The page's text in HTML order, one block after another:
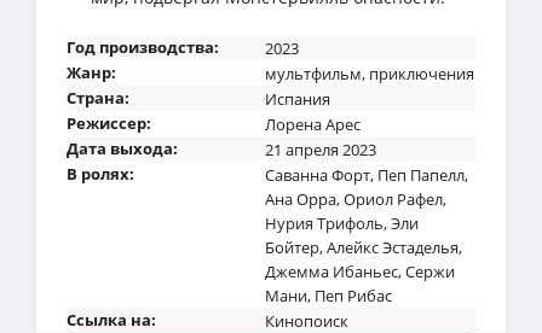
Год производства:
2023
Жанр:
мультфильм, приключения
Страна:
Испания
Режиссер:
Лорена Арес
Дата выхода:
21 апреля 2023
В ролях:
Саванна Форт, Пеп Папелл,
Ана Орра,Ориол Рафел,
Нурия Трифоль,Эли
Бойтер,Алейкс Эстаделья,
Джемма Ибаньес,Сержи
Мани, Пеп Рибас
Ссылка на:
Кинопоиск